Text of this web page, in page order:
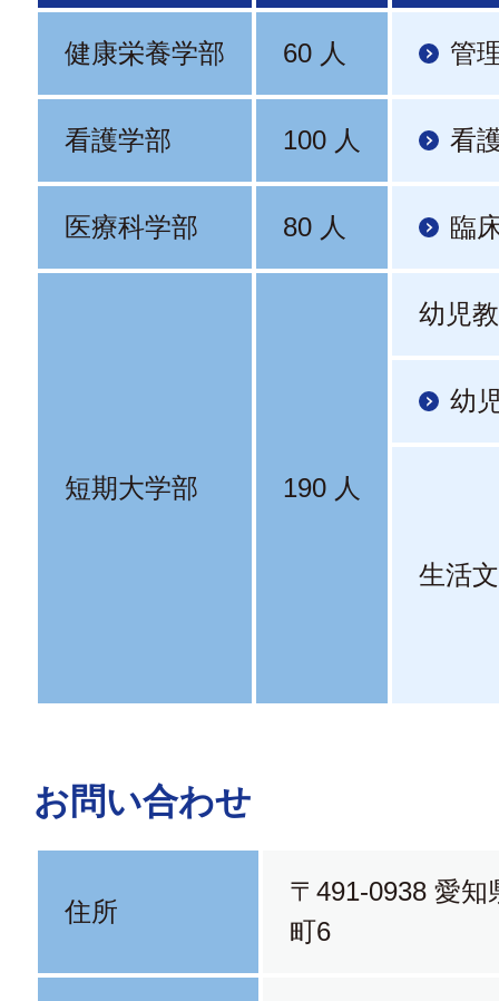
健康栄養学部 60 人 管
看護学部 100 人 看
医療科学部 80 人 臨
短期大学部 190 人
幼児
幼
生活
お問い合わせ
住所
〒491-0938 愛知
町6